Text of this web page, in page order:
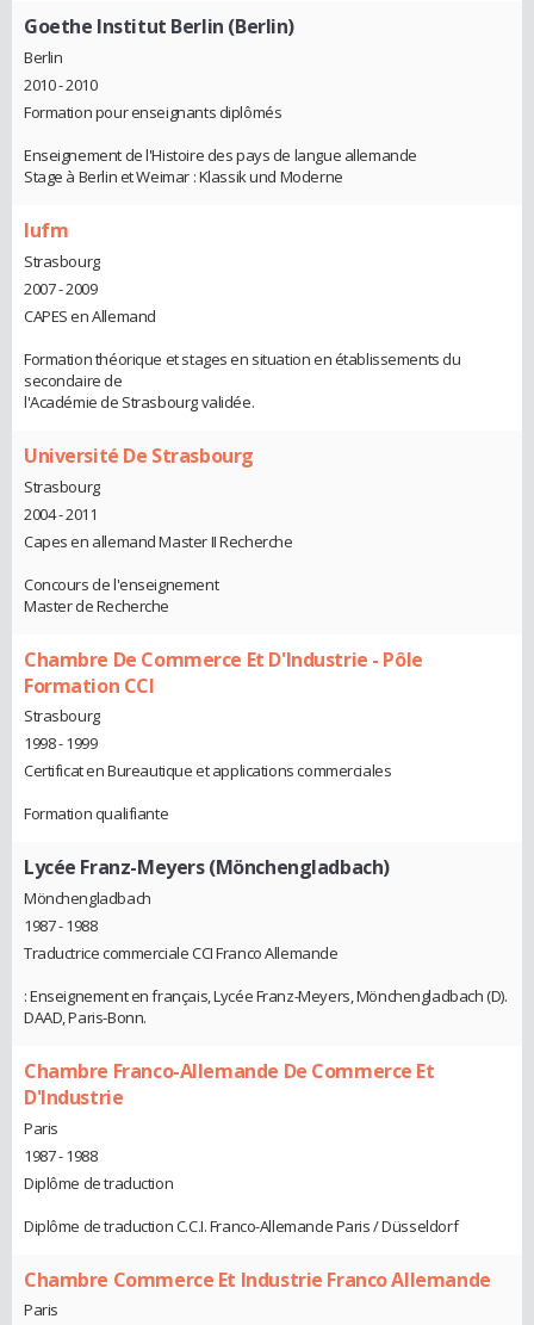
Goethe Institut Berlin (Berlin)
Berlin
2010 - 2010
Formation pour enseignants diplômés
Enseignement de l'Histoire des pays de langue allemande
Stage à Berlin et Weimar : Klassik und Moderne
Iufm
Strasbourg
2007 - 2009
CAPES en Allemand
Formation théorique et stages en situation en établissements du
secondaire de
l'Académie de Strasbourg validée.
Université De Strasbourg
Strasbourg
2004 - 2011
Capes en allemand Master II Recherche
Concours de l'enseignement
Master de Recherche
Chambre De Commerce Et D'Industrie - Pôle
Formation CCI
Strasbourg
1998 - 1999
Certificat en Bureautique et applications commerciales
Formation qualifiante
Lycée Franz-Meyers (Mönchengladbach)
Mönchengladbach
1987 - 1988
Traductrice commerciale CCI Franco Allemande
: Enseignement en français, Lycée Franz-Meyers, Mönchengladbach (D).
DAAD, Paris-Bonn.
Chambre Franco-Allemande De Commerce Et
D'Industrie
Paris
1987 - 1988
Diplôme de traduction
Diplôme de traduction C.C.I. Franco-Allemande Paris / Düsseldorf
Chambre Commerce Et Industrie Franco Allemande
Paris